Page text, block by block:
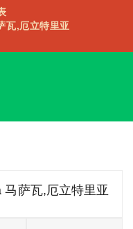
瓦,厄立特里亚
萨瓦,厄立特里亚